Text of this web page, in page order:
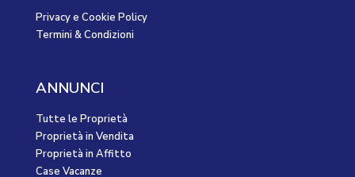
Privacy e Cookie Policy
Termini & Condizioni
ANNUNCI
Tutte le Proprietà
Proprietà in Vendita
Proprietà in Affitto
Case Vacanze